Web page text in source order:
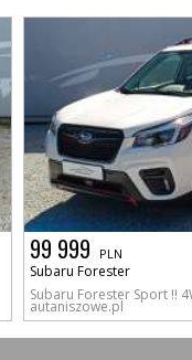
99 999 PLN
Subaru Forester
Subaru Forester Sport !!
autaniszowe.pl